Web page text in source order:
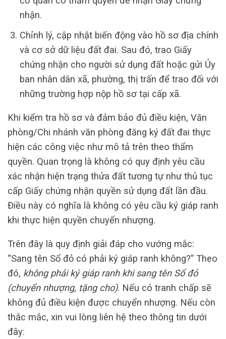
nhận.
Chỉnh lý, cập nhật biến động vào hồ sơ địa chính
và cơ sở dữ liệu đất đai. Sau đó, trao Giấy
chứng nhận cho người sử dụng đất hoặc gửi Ủy
ban nhân dân xã, phường, thị trấn để trao đối với
những trường hợp nộp hồ sơ tại cấp xã.
Khi kiểm tra hồ sơ và đảm bảo đủ điều kiện, Văn
phòng/Chi nhánh văn phòng đăng ký đất đai thực
hiện các công việc như mô tả trên theo thẩm
quyền. Quan trọng là không có quy định yêu cầu
xác nhận hiện trạng thửa đất tương tự như thủ tục
cấp Giấy chứng nhận quyền sử dụng đất lần đầu.
Điều này có nghĩa là không có yêu cầu ký giáp ranh
khi thực hiện quyền chuyển nhượng.
Trên đây là quy định giải đáp cho vướng mắc:
“Sang tên Sổ đỏ có phải ký giáp ranh không?” Theo
đó, không phải ký giáp ranh khi sang tên Sổ đỏ
(chuyển nhượng, tặng cho). Nếu có tranh chấp sẽ
không đủ điều kiện được chuyển nhượng. Nếu còn
thắc mắc, xin vui lòng liên hệ theo thông tin dưới
đây: